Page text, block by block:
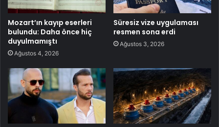
Mozart’ın kayıp eserleri
bulundu: Daha önce hiç
duyulmamıştı
Ağustos 4, 2026
Süresiz vize uygulaması
resmen sona erdi
Ağustos 3, 2026